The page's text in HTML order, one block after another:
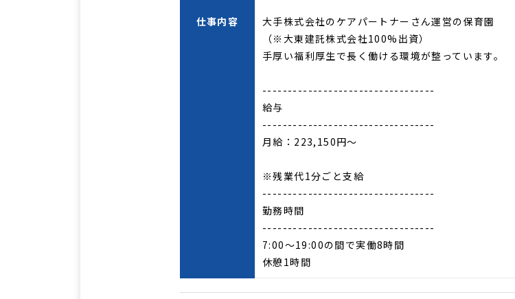
仕事内容
大手株式会社のケアパートナーさん運営の保育園
（※大東建託株式会社100%出資）
手厚い福利厚生で長く働ける環境が整っています。
----------------------------------
給与
----------------------------------
月給：223,150円〜
※残業代1分ごと支給
----------------------------------
勤務時間
----------------------------------
7:00～19:00の間で実働8時間
休憩1時間